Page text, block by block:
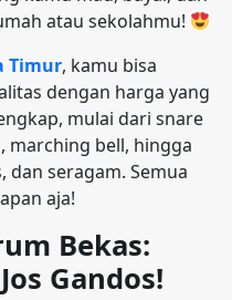
atau sekolahmu!
Timur, kamu bisa
dengan harga yang
mulai dari snare
marching bell, hingga
dan seragam. Semua
aja!
Bekas:
Gandos!